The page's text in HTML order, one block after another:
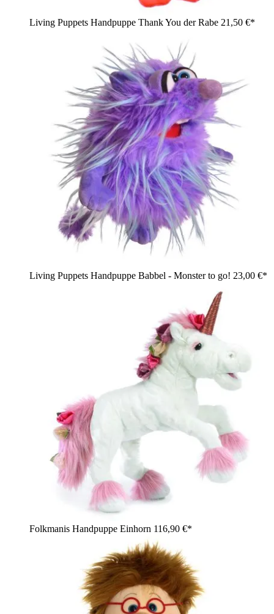
Living Puppets Handpuppe Thank You der Rabe 21,50 €*
Living Puppets Handpuppe Babbel - Monster to go! 23,00 €*
Folkmanis Handpuppe Einhorn 116,90 €*